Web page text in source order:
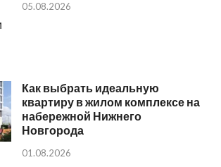
05.08.2026
Как выбрать идеальную
квартиру в жилом комплексе на
набережной Нижнего
Новгорода
01.08.2026